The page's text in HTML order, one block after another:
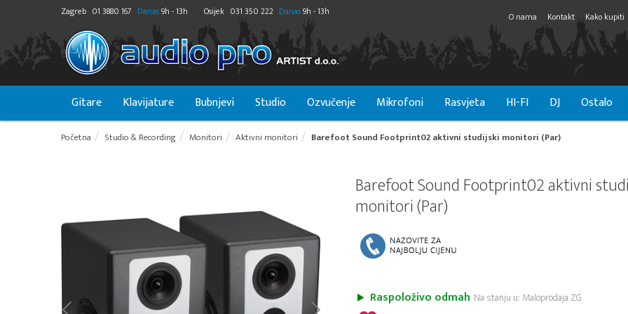
Zagreb 01 3880 167 Danas9h - 13h Osijek 031 350 222 Danas9h - 13h O nama Kontakt Kako kupiti
Gitare Klavijature Bubnjevi Studio Ozvučenje Mikrofoni Rasvjeta HI-FI DJ Ostalo
Početna Studio & Recording Monitori Aktivni monitori Barefoot Sound Footprint02 aktivni studijski monitori (Par)
Barefoot Sound Footprint02 aktivni
monitori (Par)
Raspoloživo odmah Na stanju u: Maloprodaja ZG